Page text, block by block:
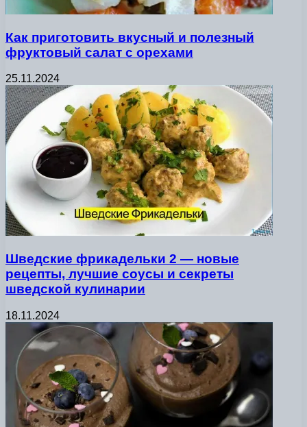
Как приготовить вкусный и полезный
фруктовый салат с орехами
25.11.2024
Шведские фрикадельки 2 — новые
рецепты, лучшие соусы и секреты
шведской кулинарии
18.11.2024